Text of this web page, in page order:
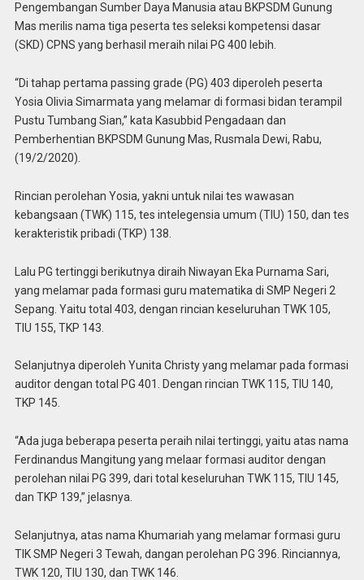
Pengembangan Sumber Daya Manusia atau BKPSDM Gunung
Mas merilis nama tiga peserta tes seleksi kompetensi dasar
(SKD) CPNS yang berhasil meraih nilai PG 400 lebih.
“Di tahap pertama passing grade (PG) 403 diperoleh peserta
Yosia Olivia Simarmata yang melamar di formasi bidan terampil
Pustu Tumbang Sian,” kata Kasubbid Pengadaan dan
Pemberhentian BKPSDM Gunung Mas, Rusmala Dewi, Rabu,
(19/2/2020).
Rincian perolehan Yosia, yakni untuk nilai tes wawasan
kebangsaan (TWK) 115, tes intelegensia umum (TIU) 150, dan tes
kerakteristik pribadi (TKP) 138.
Lalu PG tertinggi berikutnya diraih Niwayan Eka Purnama Sari,
yang melamar pada formasi guru matematika di SMP Negeri 2
Sepang. Yaitu total 403, dengan rincian keseluruhan TWK 105,
TIU 155, TKP 143.
Selanjutnya diperoleh Yunita Christy yang melamar pada formasi
auditor dengan total PG 401. Dengan rincian TWK 115, TIU 140,
TKP 145.
“Ada juga beberapa peserta peraih nilai tertinggi, yaitu atas nama
Ferdinandus Mangitung yang melaar formasi auditor dengan
perolehan nilai PG 399, dari total keseluruhan TWK 115, TIU 145,
dan TKP 139,” jelasnya.
Selanjutnya, atas nama Khumariah yang melamar formasi guru
TIK SMP Negeri 3 Tewah, dangan perolehan PG 396. Rinciannya,
TWK 120, TIU 130, dan TWK 146.